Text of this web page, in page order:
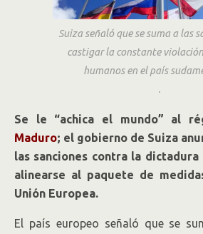
Suiza señaló que se suma a las
castigar la constante
humanos en el país
.
Se le “achica el mundo” al
Maduro; el gobierno de Suiza
las sanciones contra la
alinearse al paquete de
Unión Europea.
El país europeo señaló que se